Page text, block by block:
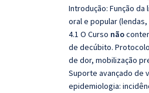
Introdução: Função
oral e popular
4.1 O Curso não
de decúbito.
de dor, mobilização
Suporte avançado de
epidemiologia: